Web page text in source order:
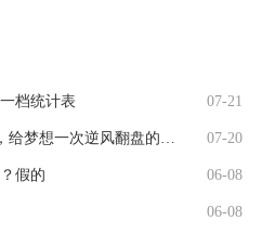
档统计表 07-21
梦想一次逆风翻盘的机会 07-20
假的 06-08
06-08